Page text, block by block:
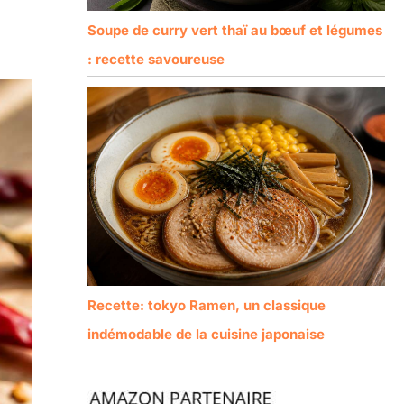
Soupe de curry vert thaï au bœuf et légumes
: recette savoureuse
Recette: tokyo Ramen, un classique
indémodable de la cuisine japonaise